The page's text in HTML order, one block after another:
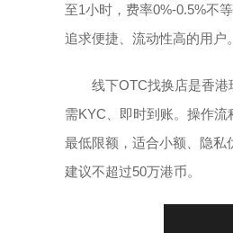
至1小时，费率0%-0.5%不
追求便捷、流动性高的用户。
线下OTC找换店是香
需KYC、即时到账。操作
最低限额，适合小额、隐私
建议不超过50万港币。